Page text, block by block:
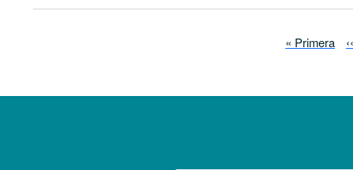
Primera página
« Primera ‹‹